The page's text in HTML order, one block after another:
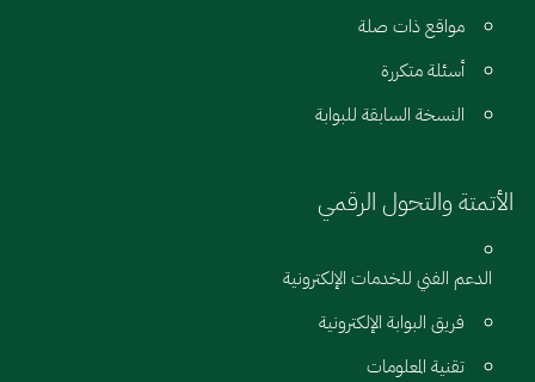
مواقع ذات صلة
أسئلة متكررة
النسخة السابقة للبوابة
الأتمتة والتحول الرقمي
الدعم الفني للخدمات الإلكترونية
فريق البوابة الإلكترونية
تقنية المعلومات